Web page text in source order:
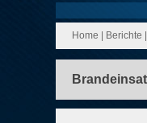
Home Berichte